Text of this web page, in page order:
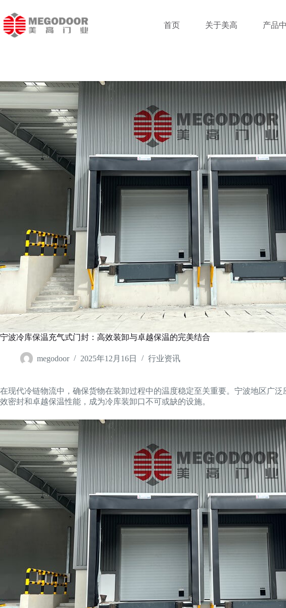
至
内
容
首页 关于美高 产品
宁波冷库保温充气式门封：高效装卸与卓越保温的完美结合
megodoor 2025年12月16日 行业资讯
在现代冷链物流中，确保货物在装卸过程中的温度稳定至关重要。宁波地区广
效密封和卓越保温性能，成为冷库装卸口不可或缺的设施。